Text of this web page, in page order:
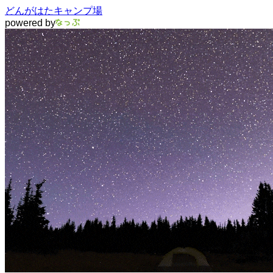
どんがはたキャンプ場
powered by